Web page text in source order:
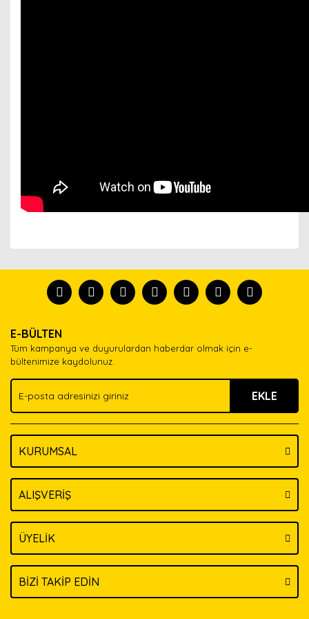
tanısın.
formunu kullanarak tarafımıza iletebilirsiniz.
Görüş ve önerileriniz için teşekkür ederiz.
Ürün açıklamasında eksik bilgiler bulunuyor.
Ürün bilgilerinde hatalar bulunuyor.
Ürün fiyatı diğer sitelerden daha pahalı.
Bu ürüne benzer farklı alternatifler olmalı.
E-BÜLTEN
Tüm kampanya ve duyurulardan haberdar olmak için e-
bültenimize kaydolunuz.
EKLE
KURUMSAL
ALIŞVERİŞ
ÜYELİK
BİZİ TAKİP EDİN